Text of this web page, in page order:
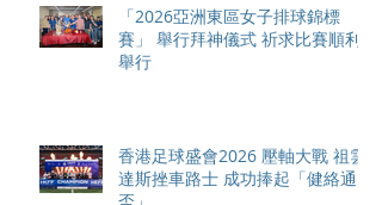
「2026亞洲東區女子排球錦標
賽」 舉行拜神儀式 祈求比賽順利
舉行
香港足球盛會2026 壓軸大戰 祖雲
達斯挫車路士 成功捧起「健絡通